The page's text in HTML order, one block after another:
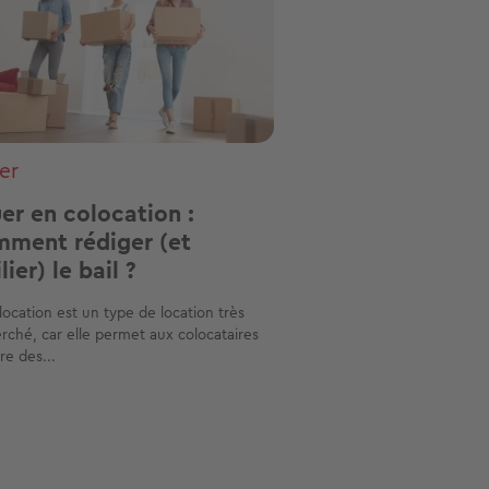
en colocation :
rédiger (et
le bail ?
est un type de location très
car elle permet aux colocataires
des...